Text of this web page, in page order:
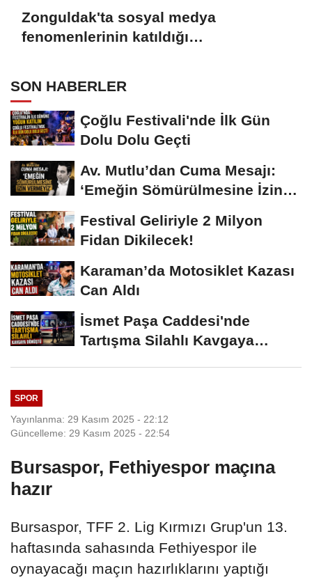
Zonguldak'ta sosyal medya
fenomenlerinin katıldığı
SON HABERLER
Çoğlu Festivali'nde İlk Gün
Dolu Dolu Geçti
Av. Mutlu’dan Cuma Mesajı:
‘Emeğin Sömürülmesine İzin
Festival Geliriyle 2 Milyon
Fidan Dikilecek!
Karaman’da Motosiklet Kazası
Can Aldı
İsmet Paşa Caddesi'nde
Tartışma Silahlı Kavgaya
SPOR
Yayınlanma: 29 Kasım 2025 - 22:12
Güncelleme: 29 Kasım 2025 - 22:54
Bursaspor, Fethiyespor maçına
hazır
Bursaspor, TFF 2. Lig Kırmızı Grup'un 13.
haftasında sahasında Fethiyespor ile
oynayacağı maçın hazırlıklarını yaptığı